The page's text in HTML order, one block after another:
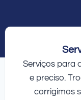
Serviços para
e preciso.
corrigimos